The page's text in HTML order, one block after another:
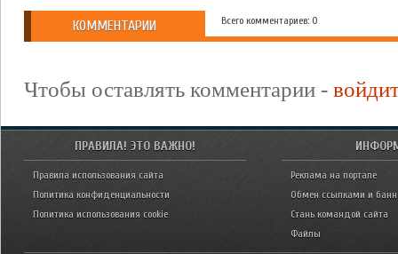
КОММЕНТАРИИ Всего комментариев: 0
Чтобы оставлять комментарии -
ПРАВИЛА! ЭТО ВАЖНО!
Правила использования сайта
Политика конфиденциальности
Политика использования cookie
Реклама на портале
Обмен ссылками и
Стань командой сайта
Файлы